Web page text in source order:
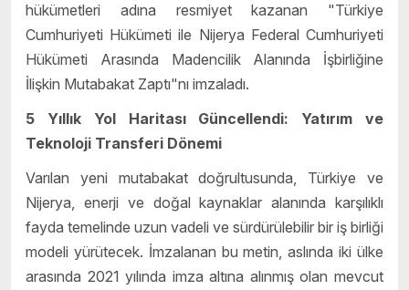
hükümetleri adına resmiyet kazanan "Türkiye
Cumhuriyeti Hükümeti ile Nijerya Federal Cumhuriyeti
Hükümeti Arasında Madencilik Alanında İşbirliğine
İlişkin Mutabakat Zaptı"nı imzaladı.
5 Yıllık Yol Haritası Güncellendi: Yatırım ve
Teknoloji Transferi Dönemi
Varılan yeni mutabakat doğrultusunda, Türkiye ve
Nijerya, enerji ve doğal kaynaklar alanında karşılıklı
fayda temelinde uzun vadeli ve sürdürülebilir bir iş birliği
modeli yürütecek. İmzalanan bu metin, aslında iki ülke
arasında 2021 yılında imza altına alınmış olan mevcut